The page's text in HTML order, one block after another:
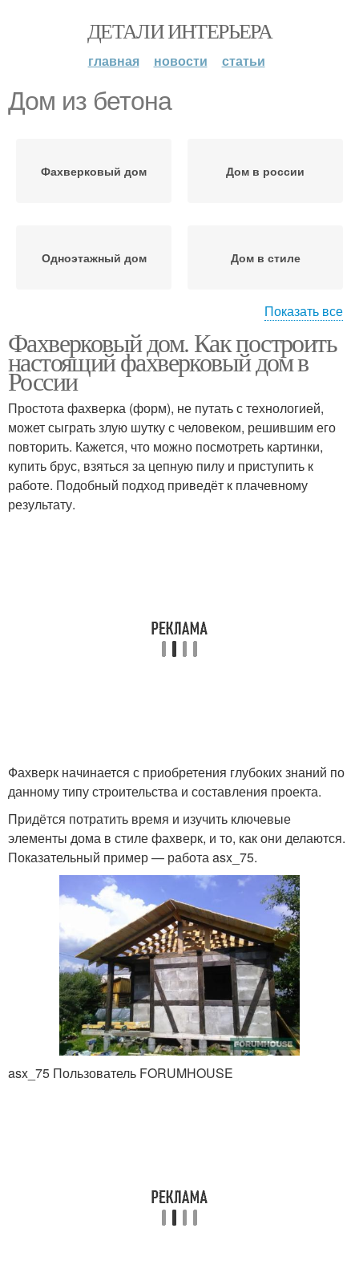
ДЕТАЛИ ИНТЕРЬЕРА
главная новости статьи
Дом из бетона
Фахверковый дом Дом в россии
Одноэтажный дом Дом в стиле
Фахверк/фахверковый
дом
Показать все
Фахверковый дом. Как построить
настоящий фахверковый дом в
России
Простота фахверка (форм), не путать с технологией,
может сыграть злую шутку с человеком, решившим его
повторить. Кажется, что можно посмотреть картинки,
купить брус, взяться за цепную пилу и приступить к
работе. Подобный подход приведёт к плачевному
результату.
Фахверк начинается с приобретения глубоких знаний по
данному типу строительства и составления проекта.
Придётся потратить время и изучить ключевые
элементы дома в стиле фахверк, и то, как они делаются.
Показательный пример — работа asx_75.
asx_75 Пользователь FORUMHOUSE